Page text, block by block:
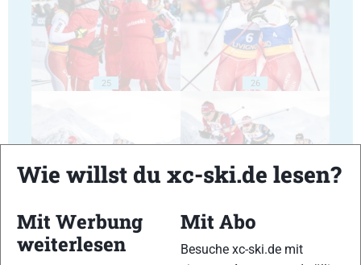
25 26
Wie willst du xc-ski.de lesen?
Mit Werbung
weiterlesen
Mit Abo
Besuche xc-ski.de mit